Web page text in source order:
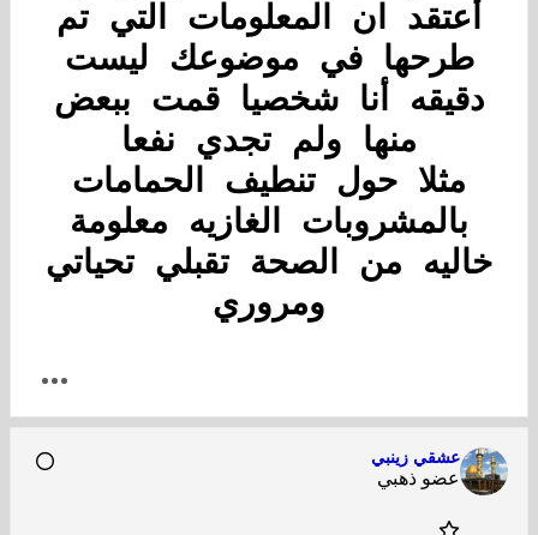
أعتقد ان المعلومات التي تم
طرحها في موضوعك ليست
دقيقه أنا شخصيا قمت ببعض
منها ولم تجدي نفعا
مثلا حول تنطيف الحمامات
بالمشروبات الغازيه معلومة
خاليه من الصحة تقبلي تحياتي
ومروري
عشقي زينبي
عضو ذهبي